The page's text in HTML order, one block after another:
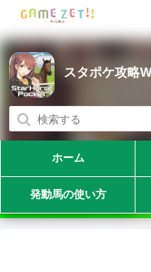
スタポケ攻略
ホーム
発動馬の使い方